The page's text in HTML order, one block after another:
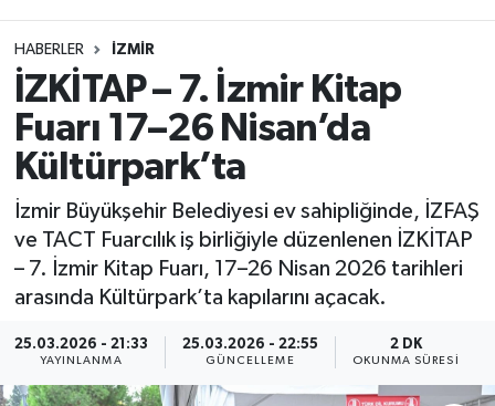
HABERLER İZMIR
İZKİTAP – 7. İzmir Kitap
Fuarı 17–26 Nisan’da
Kültürpark’ta
İzmir Büyükşehir Belediyesi ev sahipliğinde, İZFAŞ
ve TACT Fuarcılık iş birliğiyle düzenlenen İZKİTAP
– 7. İzmir Kitap Fuarı, 17–26 Nisan 2026 tarihleri
arasında Kültürpark’ta kapılarını açacak.
25.03.2026 - 21:33
YAYINLANMA
25.03.2026 - 22:55
GÜNCELLEME
2 DK
OKUNMA SÜRESI
Tüm Manşetler
Son Dakika Haberleri
Haber Arşivi